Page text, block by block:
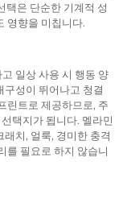
택은 단순한 기계적 성
영향을 미칩니다.
일상 사용 시 행동 양
구성이 뛰어나고 청결
린트로 제공하므로, 주
택지가 됩니다. 멜라민
치, 얼룩, 경미한 충격
를 필요로 하지 않습니